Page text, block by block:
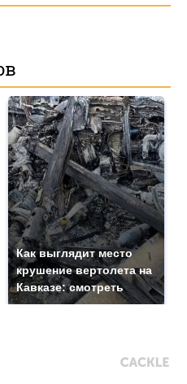
Как выглядит место
крушение вертолета на
Кавказе: смотреть